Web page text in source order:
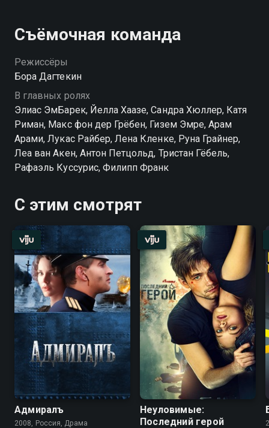
Съёмочная команда
Режиссёры
Бора Дагтекин
В главных ролях
Элиас ЭмБарек, Йелла Хаазе, Сандра Хюллер, Катя
Риман, Макс фон дер Грёбен, Гизем Эмре, Арам
Арами, Лукас Райбер, Лена Кленке, Руна Грайнер,
Леа ван Акен, Антон Петцольд, Тристан Гёбель,
Рафаэль Куссурис, Филипп Франк
С этим смотрят
Адмиралъ
2008, Россия, Драма
Неуловимые:
Последний герой